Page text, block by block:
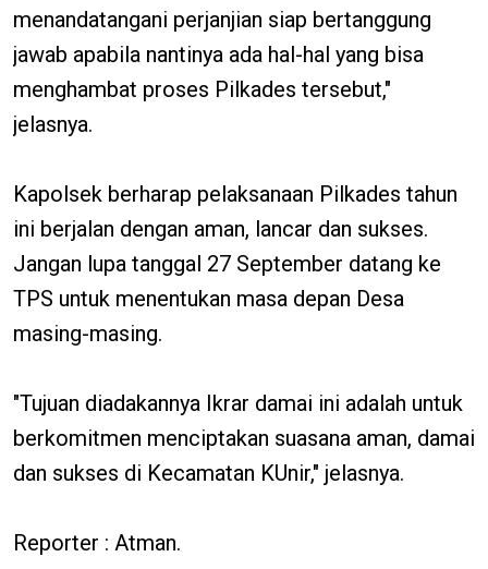
menandatangani perjanjian siap bertanggung
jawab apabila nantinya ada hal-hal yang bisa
menghambat proses Pilkades tersebut,"
jelasnya.
Kapolsek berharap pelaksanaan Pilkades tahun
ini berjalan dengan aman, lancar dan sukses.
Jangan lupa tanggal 27 September datang ke
TPS untuk menentukan masa depan Desa
masing-masing.
"Tujuan diadakannya Ikrar damai ini adalah untuk
berkomitmen menciptakan suasana aman, damai
dan sukses di Kecamatan KUnir," jelasnya.
Reporter : Atman.